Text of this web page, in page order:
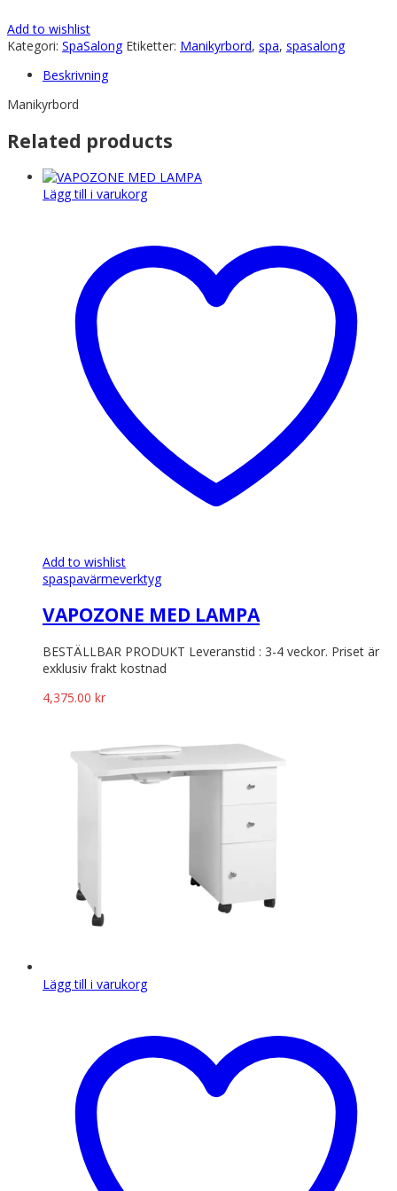
Add to wishlist
Kategori: SpaSalong Etiketter: Manikyrbord, spa, spasalong
Beskrivning
Manikyrbord
Related products
Lägg till i varukorg
Add to wishlist
spaspavärmeverktyg
VAPOZONE MED LAMPA
BESTÄLLBAR PRODUKT Leveranstid : 3-4 veckor. Priset är
exklusiv frakt kostnad
4,375.00 kr
Lägg till i varukorg